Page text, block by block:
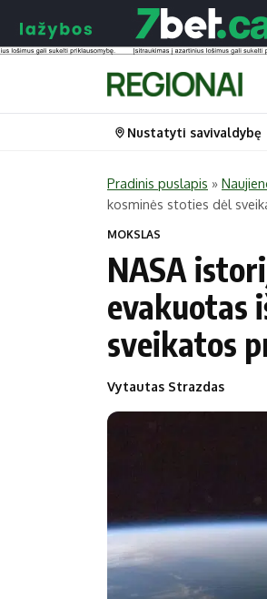
Portalas
Savivaldybės
Naujausi
Regionai
Pasaulis
Gineso rekordai
Nustatyti savivaldybę
Pradinis puslapis »
kosminės stoties dėl
MOKSLAS
NASA
evakuotas
sveikatos
Vytautas Strazdas